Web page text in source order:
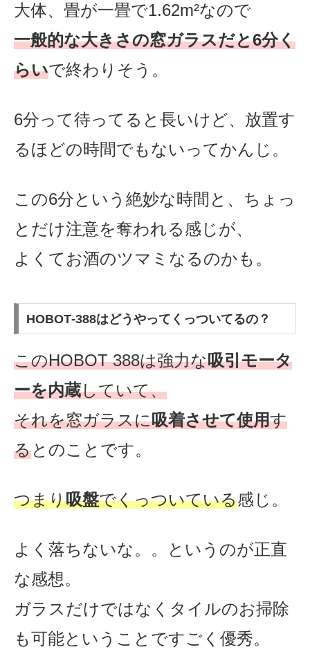
大体、畳が一畳で1.62m²なので
一般的な大きさの窓ガラスだと6分く
らいで終わりそう。
6分って待ってると長いけど、放置す
るほどの時間でもないってかんじ。
この6分という絶妙な時間と、ちょっ
とだけ注意を奪われる感じが、
よくてお酒のツマミなるのかも。
HOBOT‐388はどうやってくっついてるの？
このHOBOT 388は強⼒な吸引モータ
ーを内蔵していて、
それを窓ガラスに吸着させて使用す
るとのことです。
つまり吸盤でくっついている感じ。
よく落ちないな。。というのが正直
な感想。
ガラスだけではなくタイルのお掃除
も可能ということですごく優秀。